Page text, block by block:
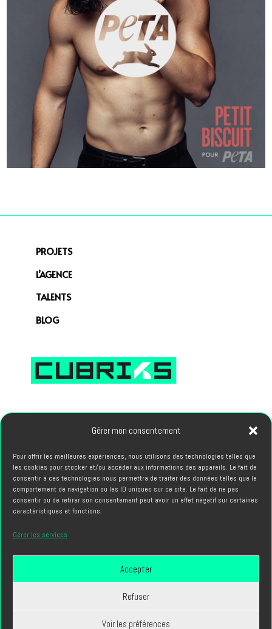
Gérer mon consentement
Pour offrir les meilleures expériences, nous utilisons des technologies telles que
les cookies pour stocker et/ou accéder aux informations des appareils. Le fait de
consentir à ces technologies nous permettra de traiter des données telles que le
comportement de navigation ou les ID uniques sur ce site. Le fait de ne pas
consentir ou de retirer son consentement peut avoir un effet négatif sur certaines
caractéristiques et fonctions.
Gérer les services
Accepter
Refuser
Voir les préférences
PROJETS
L’AGENCE
TALENTS
BLOG
PROJETS
hello@cubriks.com
CANDIDATURES